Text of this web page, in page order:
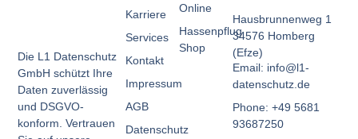
Die L1 Datenschutz
GmbH schützt Ihre
Daten zuverlässig
und DSGVO-
konform. Vertrauen
Online
Hassenpflug
Shop
Karriere
Services
Kontakt
Impressum
AGB
Datenschutz
Hausbrunnenweg 1
34576 Homberg
(Efze)
Email: info@l1-
datenschutz.de
Phone: +49 5681
93687250